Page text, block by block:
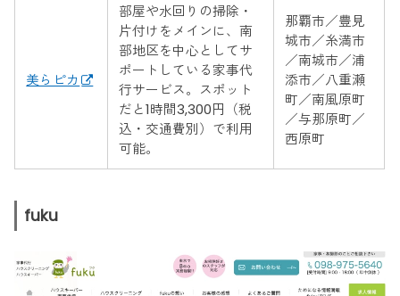
美らピカ
部屋や水回りの掃除・
片付けをメインに、南
部地区を中心としてサ
ポートしている家事代
行サービス。スポット
だと1時間3,300円（税
込・交通費別）で利用
可能。
那覇市／豊見
城市／糸満市
／南城市／浦
添市／八重瀬
町／南風原町
／与那原町／
西原町
fuku